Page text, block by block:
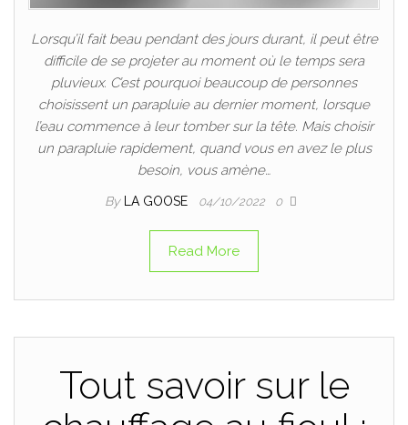
Lorsqu’il fait beau pendant des jours durant, il peut être
difficile de se projeter au moment où le temps sera
pluvieux. C’est pourquoi beaucoup de personnes
choisissent un parapluie au dernier moment, lorsque
l’eau commence à leur tomber sur la tête. Mais choisir
un parapluie rapidement, quand vous en avez le plus
besoin, vous amène…
By LA GOOSE 04/10/2022 0
Read More
Tout savoir sur le